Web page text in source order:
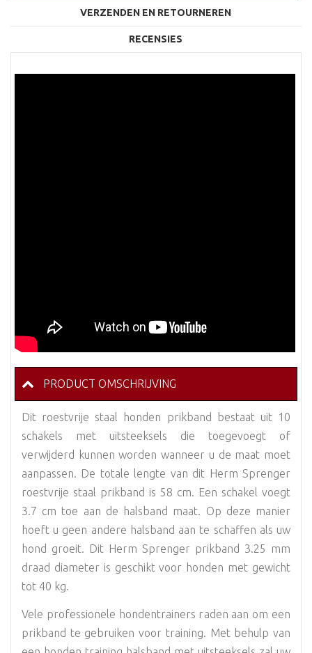
VERZENDEN EN RETOURNEREN
RECENSIES
PRODUCT OMSCHRIJVING
Dit roestvrije staal honden prikband bestaat uit 10
schakels met uitsteeksels die toegevoegt of
verwijderd kunnen worden wanneer u de maat moet
aanpassen. De totale lengte van dit Herm Sprenger
roestvrije staal prikband is 58 cm. Een schakel voegt
3.7 cm toe aan de halsband maat. Op deze manier
hoeft u geen andere halsband aan te schaffen als uw
hond groeit. Dit Herm Sprenger prikband 3.25 mm
draad diameter is geschikt voor honden met gewicht
tot 40 kg.
Vele professionele hondentrainers raden aan om een
prikband te gebruiken voor training. Met behulp van